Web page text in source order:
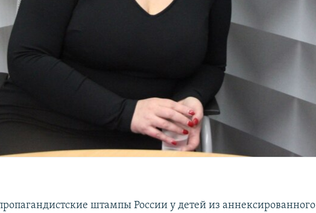
штампы России у детей из аннексированного